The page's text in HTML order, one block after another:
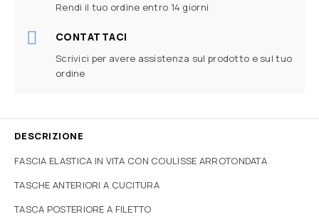
Rendi il tuo ordine entro 14 giorni
CONTATTACI
Scrivici per avere assistenza sul prodotto e sul tuo
ordine
DESCRIZIONE
FASCIA ELASTICA IN VITA CON COULISSE ARROTONDATA
TASCHE ANTERIORI A CUCITURA
TASCA POSTERIORE A FILETTO